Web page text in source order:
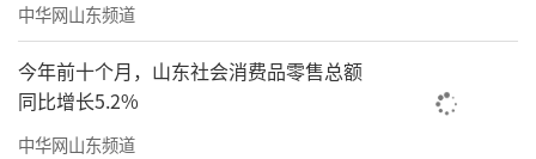
山东省儒学发展促进会老师吕德风
范会先作中华优秀传统文化进校园主题讲
座。他将自己比作中华传统文化的导游，深入
中华网山东频道
今年前十个月，山东社会消费品零售总额
同比增长5.2%
中华网山东频道